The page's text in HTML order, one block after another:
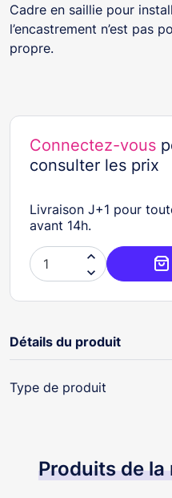
Cadre en saillie pour
l’encastrement n’est pas
propre.
Connectez-vous
consulter les prix
Livraison J+1 pour
avant 14h.


Détails du produit
Type de produit
Produits de